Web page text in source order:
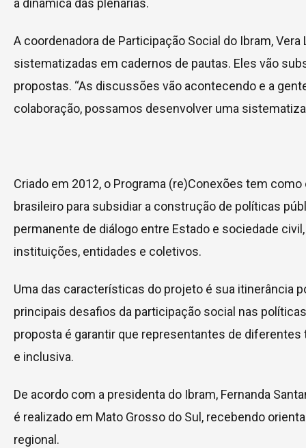
a dinâmica das plenárias.
A coordenadora de Participação Social do Ibram,
sistematizadas em cadernos de pautas. Eles vão
propostas. “As discussões vão acontecendo e a
colaboração, possamos desenvolver uma
Criado em 2012, o Programa (re)Conexões tem
brasileiro para subsidiar a construção de políticas
permanente de diálogo entre Estado e sociedade
instituições, entidades e coletivos.
Uma das características do projeto é sua itinerância
principais desafios da participação social nas
proposta é garantir que representantes de
e inclusiva.
De acordo com a presidenta do Ibram, Fernanda
é realizado em Mato Grosso do Sul, recebendo
regional.